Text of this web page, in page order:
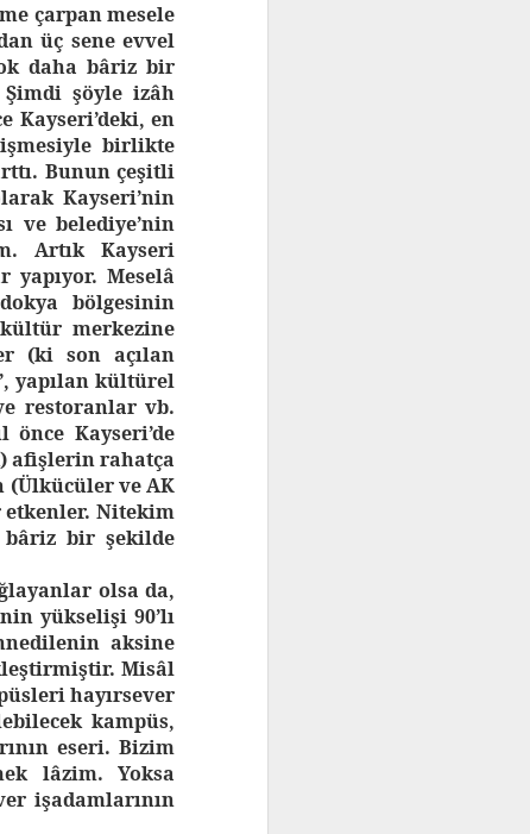
çarpan mesele
üç sene evvel
daha bâriz bir
Şimdi şöyle izâh
Kayseri’deki, en
birlikte
Bunun çeşitli
Kayseri’nin
ve belediye’nin
Artık Kayseri
Meselâ
bölgesinin
merkezine
(ki son açılan
yapılan kültürel
restoranlar vb.
Kayseri’de
afişlerin rahatça
(Ülkücüler ve AK
etkenler. Nitekim
bâriz bir şekilde
olsa da,
yükselişi 90’lı
aksine
Misâl
hayırsever
kampüs,
eseri. Bizim
lâzim. Yoksa
işadamlarının